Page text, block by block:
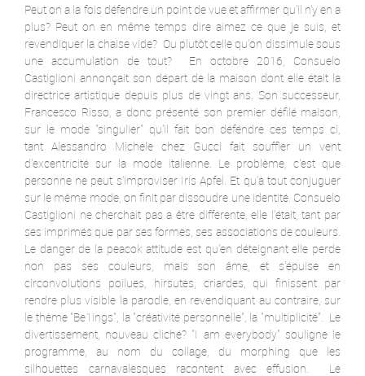
Peut on a la fois défendre un point de vue et affirmer qu'il n'y en a
plus? Peut on en même temps dire aimez ce que je suis, et
revendiquer la chaise vide? Ou plutôt celle qu'on dissimule sous
une accumulation de tout? En octobre 2016, Consuelo
Castiglioni annonçait son départ de la maison dont elle était la
directrice artistique depuis plus de vingt ans. Son successeur,
Francesco Risso, a donc présenté son premier défilé maison,
sur le mode "singulier" qu'il fait bon déféndre ces temps ci,
tant Alessandro Michele chez Gucci fait souffler un vent
d'excentricité sur la mode italienne. Le problème, c'est que
personne ne peut s'improviser Iris Apfel. Et qu'à tout conjuguer
sur le même mode, on finit par dissoudre une identité. Consuelo
Castiglioni ne cherchait pas a être différente, elle l'était, tant par
ses imprimés que par ses formes, ses associations de couleurs.
Le danger de la peacok attitude est qu'en déteignant elle perde
non pas ses couleurs, mais son âme, et s'épuise en
circonvolutions poilues, hirsutes, criardes, qui finissent par
rendre plus visible la parodie, en revendiquant au contraire, sur
le thème "Be1ings", la "créativité personnelle", la "multiplicité". Le
divertissement, nouveau cliché? "I am everybody" souligne le
programme, au nom du collage, du morphing que les
silhouettes carnavalesques racontent avec effusion. Le